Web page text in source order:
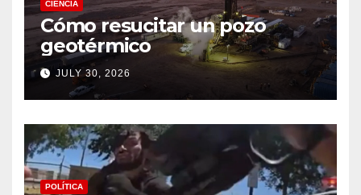
CIÉNCIA
Cómo resucitar un pozo
geotérmico
JULY 30, 2026
POLÍTICA